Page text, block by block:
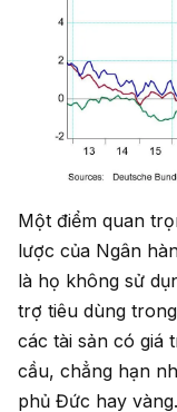
Một điểm quan
lược của Ngân
là họ không sử
trợ tiêu dùng
các tài sản có giá
cầu, chẳng hạn
phủ Đức hay